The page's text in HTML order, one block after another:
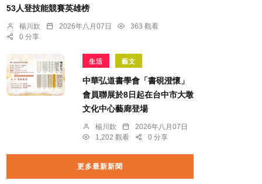
53人登技能競賽英雄榜
楊川欽 2026年八月07日
363 觀看
0 分享
生活 藝文
中華弘道書學會「書硯澄懷」
會員聯展於8日起在台中市大墩
文化中心藝廊登場
楊川欽
2026年八月07日
1,202 觀看
0 分享
更多最新新聞